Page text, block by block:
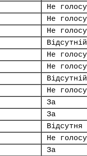
Не
Не
Не
Відсутній
Не
Не
Відсутній
Не
За
За
Відсутня
Не
За